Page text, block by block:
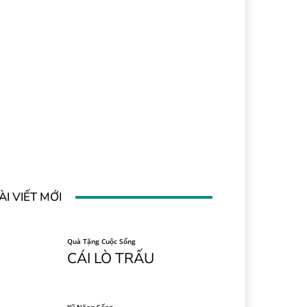
VIẾT MỚI
Quà Tặng Cuộc Sống
CÁI LÒ TRẤU